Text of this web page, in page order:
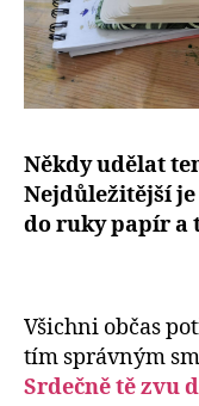
Někdy udělat
Nejdůležitější
do ruky papír a
Všichni občas
tím správným
Srdečně tě zvu